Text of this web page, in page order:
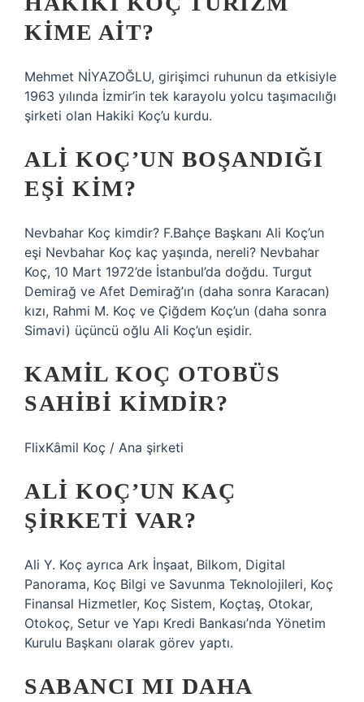
KIME AIT?
Mehmet NİYAZOĞLU, girişimci ruhunun da etkisiyle
1963 yılında İzmir’in tek karayolu yolcu taşımacılığı
şirketi olan Hakiki Koç’u kurdu.
ALI KOÇ’UN BOŞANDIĞI
EŞI KIM?
Nevbahar Koç kimdir? F.Bahçe Başkanı Ali Koç’un
eşi Nevbahar Koç kaç yaşında, nereli? Nevbahar
Koç, 10 Mart 1972’de İstanbul’da doğdu. Turgut
Demirağ ve Afet Demirağ’ın (daha sonra Karacan)
kızı, Rahmi M. Koç ve Çiğdem Koç’un (daha sonra
Simavi) üçüncü oğlu Ali Koç’un eşidir.
KAMIL KOÇ OTOBÜS
SAHIBI KIMDIR?
FlixKâmil Koç / Ana şirketi
ALI KOÇ’UN KAÇ
ŞIRKETI VAR?
Ali Y. Koç ayrıca Ark İnşaat, Bilkom, Digital
Panorama, Koç Bilgi ve Savunma Teknolojileri, Koç
Finansal Hizmetler, Koç Sistem, Koçtaş, Otokar,
Otokoç, Setur ve Yapı Kredi Bankası’nda Yönetim
Kurulu Başkanı olarak görev yaptı.
SABANCI MI DAHA